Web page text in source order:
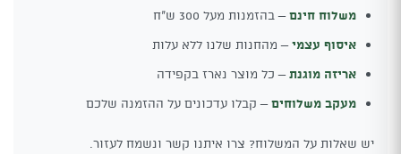
משלוח חינם– בהזמנות מעל 300 ש"ח
איסוף עצמי– מהחנות שלנו ללא עלות
אריזה מוגנת– כל מוצר נארז בקפידה
מעקב משלוחים– קבלו עדכונים על ההזמנה שלכם
יש שאלות על המשלוח? צרו איתנו קשר ונשמח לעזור.